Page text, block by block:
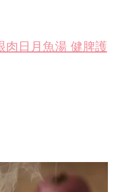
肉日月魚湯 健脾護